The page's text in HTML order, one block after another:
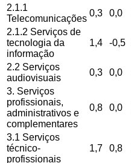
2.1.1
Telecomunicações
0,3 0,0
2.1.2 Serviços de
tecnologia da
informação
1,4 -0,5
2.2 Serviços
audiovisuais
0,3 0,0
3. Serviços
profissionais,
administrativos e
complementares
0,8 0,0
3.1 Serviços
técnico-
profissionais
1,7 0,8